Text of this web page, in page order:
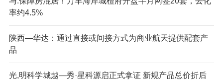
率约4.5%
陕西—华达：通过直接或间接方式为商业航天提供配套产
品
光,明科学城越—秀·星科源启正式拿证 新规产品总价折后